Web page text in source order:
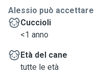
Alessio può accettare
Cuccioli
<1 anno
Età del cane
tutte le età